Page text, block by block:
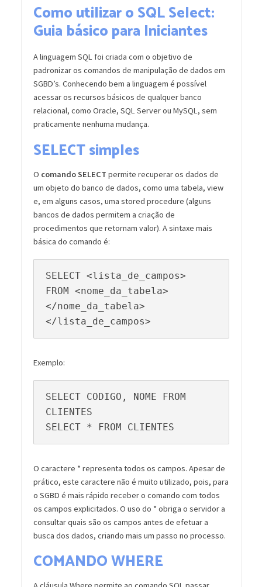
Como utilizar o SQL Select:
Guia básico para Iniciantes
A linguagem SQL foi criada com o objetivo de
padronizar os comandos de manipulação de dados em
SGBD’s. Conhecendo bem a linguagem é possível
acessar os recursos básicos de qualquer banco
relacional, como Oracle, SQL Server ou MySQL, sem
praticamente nenhuma mudança.
SELECT simples
O comando SELECT permite recuperar os dados de
um objeto do banco de dados, como uma tabela, view
e, em alguns casos, uma stored procedure (alguns
bancos de dados permitem a criação de
procedimentos que retornam valor). A sintaxe mais
básica do comando é:
SELECT <lista_de_campos>
FROM <nome_da_tabela>
</nome_da_tabela>
</lista_de_campos>
Exemplo:
SELECT CODIGO, NOME FROM
CLIENTES
SELECT * FROM CLIENTES
O caractere * representa todos os campos. Apesar de
prático, este caractere não é muito utilizado, pois, para
o SGBD é mais rápido receber o comando com todos
os campos explicitados. O uso do * obriga o servidor a
consultar quais são os campos antes de efetuar a
busca dos dados, criando mais um passo no processo.
COMANDO WHERE